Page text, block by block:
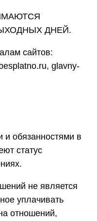
ДНЕЙ.
сайтов:
glavny-
обязанностями в
статус
не является
уплачивать
отношений,